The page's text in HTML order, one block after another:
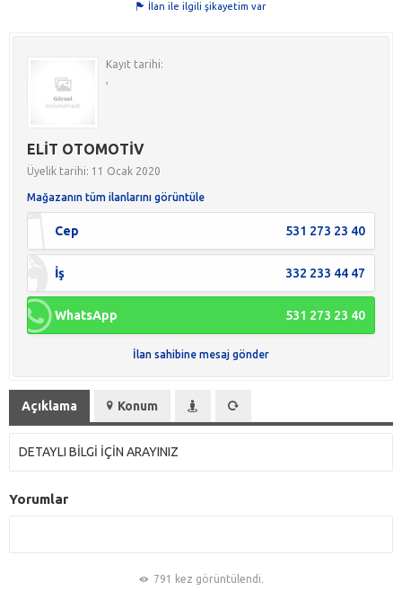
İlan ile ilgili şikayetim var
Kayıt tarihi:
,
ELİT OTOMOTİV
Üyelik tarihi: 11 Ocak 2020
Mağazanın tüm ilanlarını görüntüle
Cep 531 273 23 40
İş 332 233 44 47
WhatsApp 531 273 23 40
İlan sahibine mesaj gönder
Açıklama Konum
DETAYLI BİLGİ İÇİN ARAYINIZ
Yorumlar
791 kez görüntülendi.